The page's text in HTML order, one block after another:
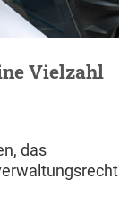
Vielzahl
das